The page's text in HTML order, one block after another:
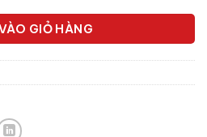
81.675 ₫.
GIỎ HÀNG